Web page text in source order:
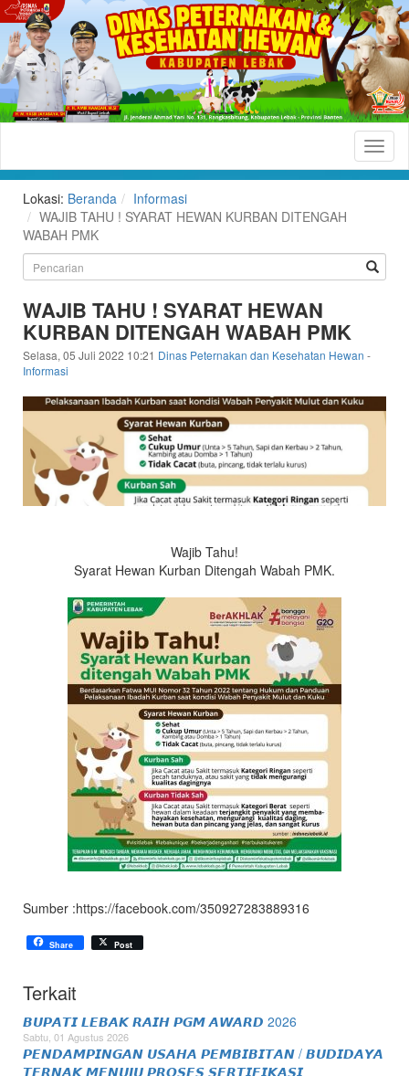
Peternakan
dan
Kesehatan
Hewan
Kabupaten
Situs
Resmi
Dinas
Peternakan
dan
Kesehatan
Hewan
Kabupaten
Lebak
Lokasi: Beranda
Informasi
WAJIB TAHU ! SYARAT HEWAN KURBAN DITENGAH
WABAH PMK
WAJIB TAHU ! SYARAT HEWAN
KURBAN DITENGAH WABAH PMK
Selasa, 05 Juli 2022 10:21 Dinas Peternakan dan Kesehatan Hewan -
Informasi
Wajib Tahu!
Syarat Hewan Kurban Ditengah Wabah PMK.
Sumber :https://facebook.com/350927283889316
Share Post
Terkait
𝘽𝙐𝙋𝘼𝙏𝙄 𝙇𝙀𝘽𝘼𝙆 𝙍𝘼𝙄𝙃 𝙋𝙂𝙈 𝘼𝙒𝘼𝙍𝘿 2026
Sabtu, 01 Agustus 2026
𝙋𝙀𝙉𝘿𝘼𝙈𝙋𝙄𝙉𝙂𝘼𝙉 𝙐𝙎𝘼𝙃𝘼 𝙋𝙀𝙈𝘽𝙄𝘽𝙄𝙏𝘼𝙉 / 𝘽𝙐𝘿𝙄𝘿𝘼𝙔𝘼
𝙏𝙀𝙍𝙉𝘼𝙆 𝙈𝙀𝙉𝙐𝙅𝙐 𝙋𝙍𝙊𝙎𝙀𝙎 𝙎𝙀𝙍𝙏𝙄𝙁𝙄𝙆𝘼𝙎𝙄